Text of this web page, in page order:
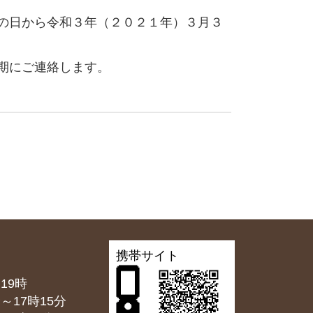
から令和３年（２０２１年）３月３
ご連絡します。
時
時15分
携帯サイト